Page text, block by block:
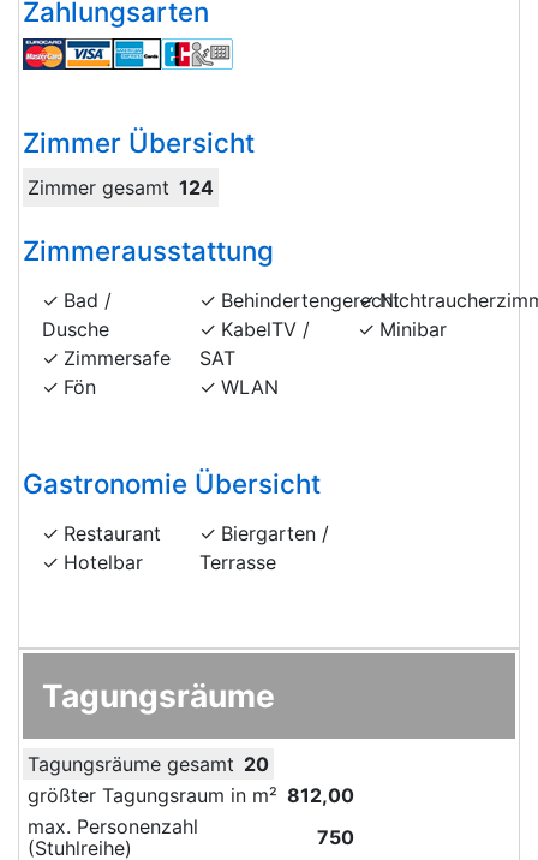
Zahlungsarten
Zimmer Übersicht
Zimmer gesamt 124
Zimmerausstattung
Bad /
Dusche
Zimmersafe
Fön
Behindertengerecht
KabelTV /
SAT
WLAN
Minibar
Gastronomie Übersicht
Restaurant
Hotelbar
Biergarten /
Terrasse
Tagungsräume
Tagungsräume gesamt 20
größter Tagungsraum in m² 812,00
max. Personenzahl
(Stuhlreihe)
750